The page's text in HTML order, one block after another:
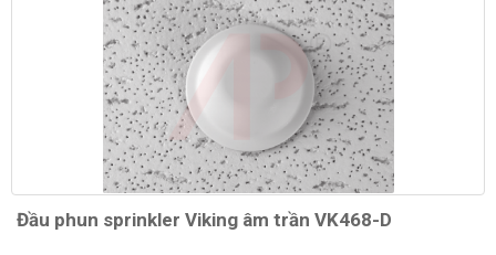
Đầu phun sprinkler Viking âm trần VK468-D